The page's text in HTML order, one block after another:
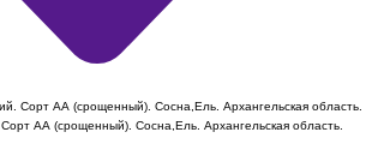
АА (срощенный). Сосна,Ель. Архангельская область.